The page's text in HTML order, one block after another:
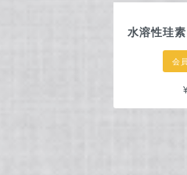
水溶性珪
会